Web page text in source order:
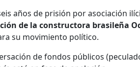
años de prisión por asociación
de la constructora brasileña
su movimiento político.
de fondos públicos